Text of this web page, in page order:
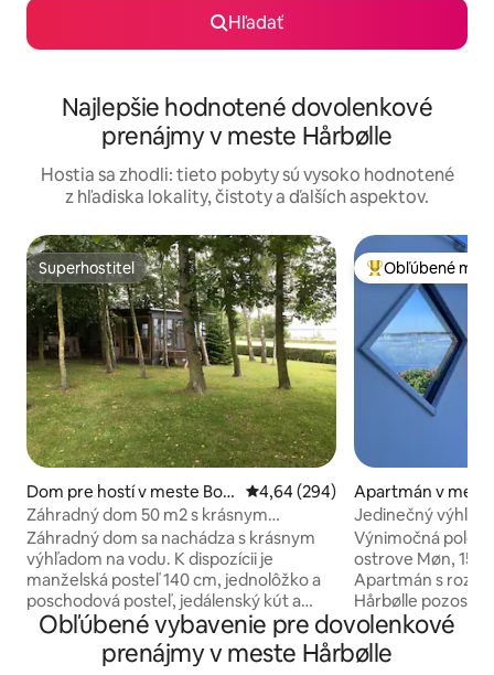
Hľadať
Najlepšie hodnotené dovolenkové
prenájmy v meste Hårbølle
Hostia sa zhodli: tieto pobyty sú vysoko hodnotené
z hľadiska lokality, čistoty a ďalších aspektov.
Superhostiteľ
Superhostiteľ
Dom pre hostí v meste Bog
ø By
Priemerné ohodnotenie 4,64 z
4,64 (294)
Záhradný dom 50 m2 s krásnym
výhľadom na more
Záhradný dom sa nachádza s krásnym
výhľadom na vodu. K dispozícii je
manželská posteľ 140 cm, jednolôžko a
poschodová posteľ, jedálenský kút a
rozkladacia pohovka. Toaleta a sprcha.
Môžete tiež posedieť vonku a vychutnať
si záhradu a krásny výhľad na vodu a
Najobľúbenejšie
Obľúbené
Apartmán v
Jedinečný výhľad
– Dark Sky
Výnimočná
ostrove Møn, 15
Apartmán s
Hårbølle
otvoreného
obývacej izby s
Kuchynský kút,
Obľúbené vybavenie pre dovolenkové
prenájmy v meste Hårbølle